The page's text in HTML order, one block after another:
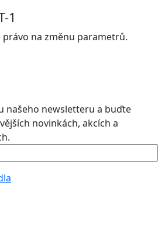
1
právo na změnu parametrů.
našeho newsletteru a buďte
novinkách, akcích a